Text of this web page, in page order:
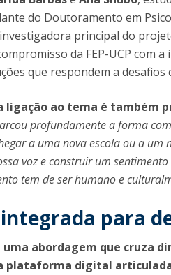
do Doutoramento em
principal do
da FEP-UCP com
que respondem a desafios
ligação ao tema é também
profundamente a forma
a uma nova escola ou a
voz e construir um
tem de ser humano e
para
uma abordagem que cruza
plataforma digital